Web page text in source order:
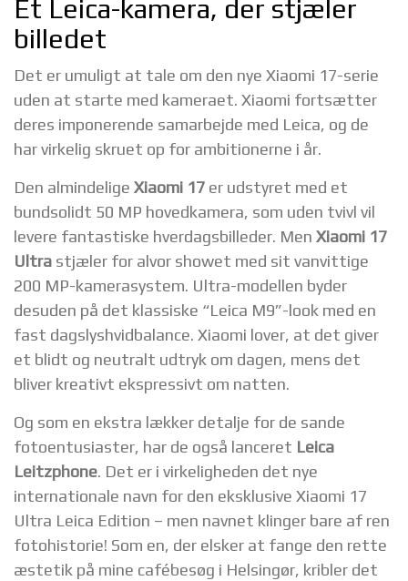
Et Leica-kamera, der stjæler
billedet
Det er umuligt at tale om den nye Xiaomi 17-serie
uden at starte med kameraet. Xiaomi fortsætter
deres imponerende samarbejde med Leica, og de
har virkelig skruet op for ambitionerne i år.
Den almindelige Xiaomi 17 er udstyret med et
bundsolidt 50 MP hovedkamera, som uden tvivl vil
levere fantastiske hverdagsbilleder. Men Xiaomi 17
Ultra stjæler for alvor showet med sit vanvittige
200 MP-kamerasystem. Ultra-modellen byder
desuden på det klassiske “Leica M9”-look med en
fast dagslyshvidbalance. Xiaomi lover, at det giver
et blidt og neutralt udtryk om dagen, mens det
bliver kreativt ekspressivt om natten.
Og som en ekstra lækker detalje for de sande
fotoentusiaster, har de også lanceret Leica
Leitzphone. Det er i virkeligheden det nye
internationale navn for den eksklusive Xiaomi 17
Ultra Leica Edition – men navnet klinger bare af ren
fotohistorie! Som en, der elsker at fange den rette
æstetik på mine cafébesøg i Helsingør, kribler det